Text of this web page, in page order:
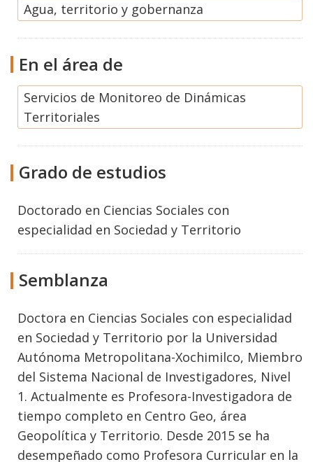
Agua, territorio y gobernanza
En el área de
Servicios de Monitoreo de Dinámicas
Territoriales
Grado de estudios
Doctorado en Ciencias Sociales con
especialidad en Sociedad y Territorio
Semblanza
Doctora en Ciencias Sociales con especialidad
en Sociedad y Territorio por la Universidad
Autónoma Metropolitana-Xochimilco, Miembro
del Sistema Nacional de Investigadores, Nivel
1. Actualmente es Profesora-Investigadora de
tiempo completo en Centro Geo, área
Geopolítica y Territorio. Desde 2015 se ha
desempeñado como Profesora Curricular en la